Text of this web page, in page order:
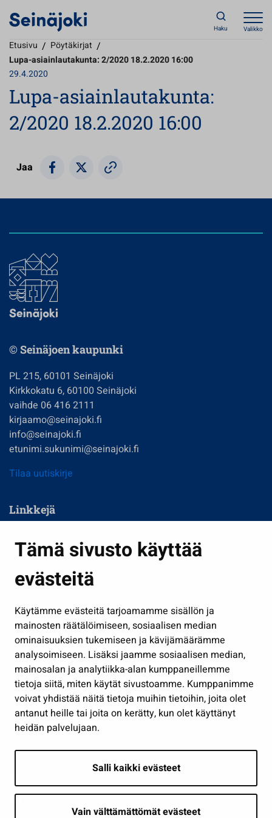
Tämä sivusto käyttää
evästeitä
Käytämme evästeitä tarjoamamme sisällön ja
mainosten räätälöimiseen, sosiaalisen median
ominaisuuksien tukemiseen ja kävijämäärämme
analysoimiseen. Lisäksi jaamme sosiaalisen median,
mainosalan ja analytiikka-alan kumppaneillemme
tietoja siitä, miten käytät sivustoamme. Kumppanimme
voivat yhdistää näitä tietoja muihin tietoihin, joita olet
antanut heille tai joita on kerätty, kun olet käyttänyt
heidän palvelujaan.
Salli kaikki evästeet
Vain välttämättömät evästeet
Haku Valikko
Etusivu / Pöytäkirjat /
Lupa-asiainlautakunta: 2/2020 18.2.2020 16:00
29.4.2020
Lupa-asiainlautakunta:
2/2020 18.2.2020 16:00
Jaa
© Seinäjoen kaupunki
PL 215, 60101 Seinäjoki
Kirkkokatu 6, 60100 Seinäjoki
vaihde 06 416 2111
kirjaamo@seinajoki.fi
info@seinajoki.fi
etunimi.sukunimi@seinajoki.fi
Tilaa uutiskirje
Linkkejä
Kasvatus ja opetus
Kulttuuri ja liikunta
Työ ja yrittäminen
Osallistu ja asioi
Näytä omat evästeasetukseni
Seuraa meitä